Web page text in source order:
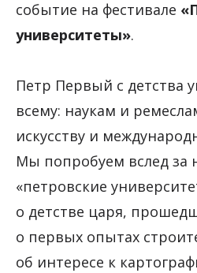
событие на фестивале
университеты».
Петр Первый с детства
всему: наукам и
искусству и
Мы попробуем вслед за
«петровские
о детстве царя,
о первых опытах
об интересе к